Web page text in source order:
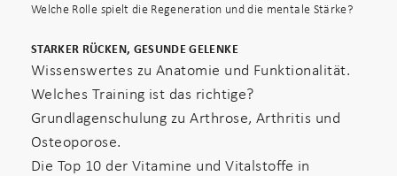
Welche Rolle spielt die Regeneration und die mentale Stärke?
STARKER RÜCKEN, GESUNDE GELENKE
Wissenswertes zu Anatomie und Funktionalität.
Welches Training ist das richtige?
Grundlagenschulung zu Arthrose, Arthritis und
Osteoporose.
Die Top 10 der Vitamine und Vitalstoffe in